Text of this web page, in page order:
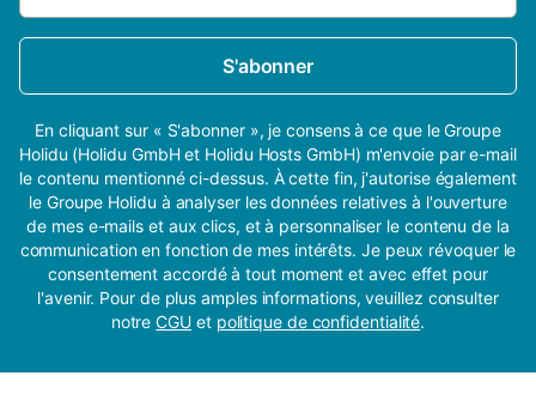
S'abonner
En cliquant sur « S'abonner », je consens à ce que le Groupe
Holidu (Holidu GmbH et Holidu Hosts GmbH) m'envoie par e-mail
le contenu mentionné ci-dessus. À cette fin, j'autorise également
le Groupe Holidu à analyser les données relatives à l'ouverture
de mes e-mails et aux clics, et à personnaliser le contenu de la
communication en fonction de mes intérêts. Je peux révoquer le
consentement accordé à tout moment et avec effet pour
l'avenir. Pour de plus amples informations, veuillez consulter
notreCGU et politique de confidentialité.